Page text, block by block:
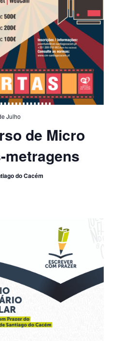
de Micro
metragens
Julho
do Cacém